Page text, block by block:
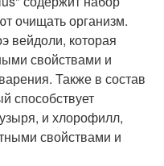
очищать организм.
вейдоли, которая
свойствами и
Также в состав
способствует
и хлорофилл,
свойствами и